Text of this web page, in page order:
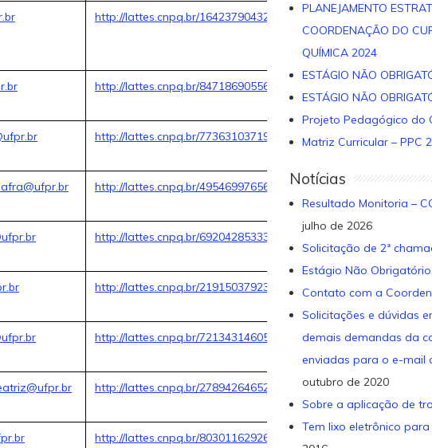
http://lattes.cnpq.br/1642379043250572
http://lattes.cnpq.br/8471869055654497
http://lattes.cnpq.br/7736310371948014
http://lattes.cnpq.br/4954699765655343
http://lattes.cnpq.br/6920428533316486
http://lattes.cnpq.br/2191503792305995
http://lattes.cnpq.br/7213431460503328
http://lattes.cnpq.br/2789426465253401
http://lattes.cnpq.br/8030116292609672
PLANEJAMENTO
COORDENAÇÃO DO
QUÍMICA 2024
ESTÁGIO NÃO
ESTÁGIO NÃO
Projeto Pedagógico do
Matriz Curricular – PPC
Notícias
Resultado Monitoria –
julho de 2026
Solicitação de 2ª
Estágio Não Obrigatório
Contato com a
Solicitações e dúvidas
demais demandas da
enviadas para o e-mail
outubro de 2020
Sobre a aplicação de
Tem lixo eletrônico